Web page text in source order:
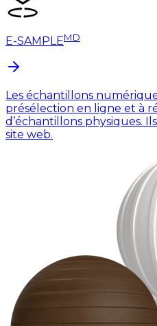
E-SAMPLEMD
Les échantillons
présélection en ligne et à
d’échantillons physiques.
site web.